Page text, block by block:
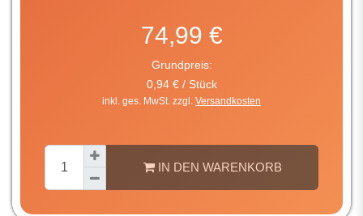
74,99 €
Grundpreis:
0,94 € / Stück
inkl. ges. MwSt. zzgl. Versandkosten
IN DEN WARENKORB